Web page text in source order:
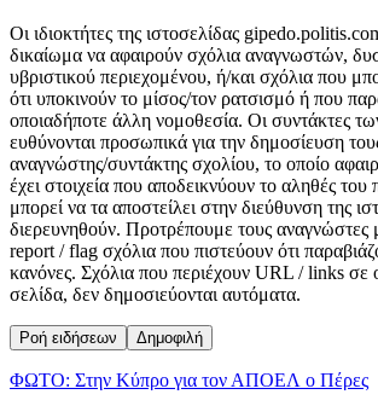
Οι ιδιοκτήτες της ιστοσελίδας
δικαίωμα να αφαιρούν σχόλια αναγνωστών,
υβριστικού περιεχομένου, ή/και σχόλια που
ότι υποκινούν το μίσος/τον ρατσισμό ή που
οποιαδήποτε άλλη νομοθεσία. Οι συντάκτες
ευθύνονται προσωπικά για την δημοσίευση
αναγνώστης/συντάκτης σχολίου, το οποίο
έχει στοιχεία που αποδεικνύουν το αληθές του
μπορεί να τα αποστείλει στην διεύθυνση της
διερευνηθούν. Προτρέπουμε τους αναγνώστες
report / flag σχόλια που πιστεύουν ότι
κανόνες. Σχόλια που περιέχουν URL / links σε
σελίδα, δεν δημοσιεύονται αυτόματα.
Ροή ειδήσεων Δημοφιλή
ΦΩΤΟ: Στην Κύπρο για τον ΑΠΟΕΛ ο Πέρες